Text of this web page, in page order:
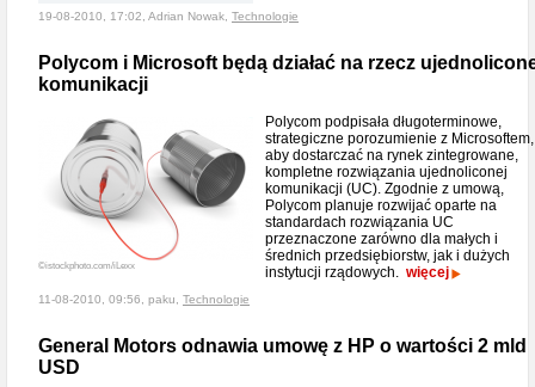
19-08-2010, 17:02, Adrian Nowak, Technologie
Polycom i Microsoft będą działać na rzecz
komunikacji
©istockphoto.com/iLexx
Polycom podpisała długoterminowe,
strategiczne porozumienie z Microsoftem,
aby dostarczać na rynek zintegrowane,
kompletne rozwiązania ujednoliconej
komunikacji (UC). Zgodnie z umową,
Polycom planuje rozwijać oparte na
standardach rozwiązania UC
przeznaczone zarówno dla małych i
średnich przedsiębiorstw, jak i dużych
instytucji rządowych. więcej
11-08-2010, 09:56, paku, Technologie
General Motors odnawia umowę z HP o wartości 2 mld
USD